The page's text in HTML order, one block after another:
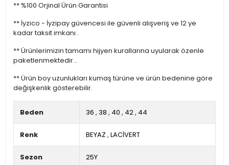
** %100 Orjinal Ürün Garantisi
** İyzico - İyzipay güvencesi ile güvenli alışveriş ve 12 ye
kadar taksit imkanı..
** Ürünlerimizin tamamı hijyen kurallarına uyularak özenle
paketlenmektedir...
** Ürün boy uzunlukları kumaş türüne ve ürün bedenine göre
değişkenlik gösterebilir.
Beden 36 , 38 , 40 , 42, 44
Renk BEYAZ , LACİVERT
Sezon 25Y